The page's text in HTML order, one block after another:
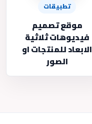
تطبيقات
موقع تصميم
فيديوهات ثلاثية
الابعاد للمنتجات او
الصور